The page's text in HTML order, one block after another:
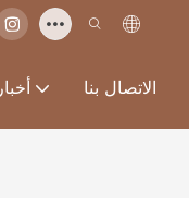
أخبار الاتصال بنا